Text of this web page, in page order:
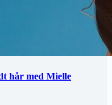
hår med Mielle